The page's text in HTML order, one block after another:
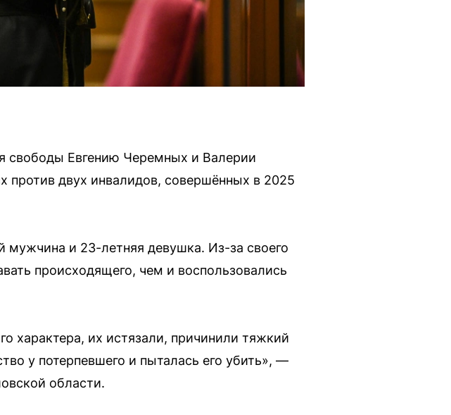
свободы Евгению Черемных и Валерии
двух инвалидов, совершённых в 2025
и 23-летняя девушка. Из-за своего
происходящего, чем и воспользовались
характера, их истязали, причинили тяжкий
у потерпевшего и пыталась его убить», —
области.